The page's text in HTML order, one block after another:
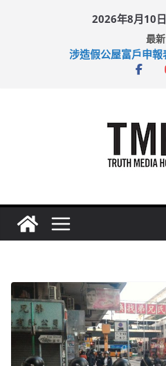
2026年8月10日
最新
涉造假公屋富戶申